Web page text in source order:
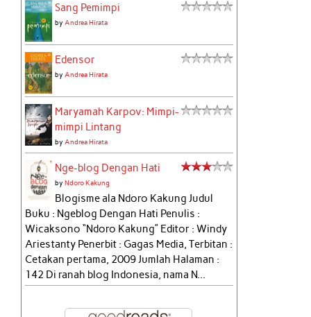
Sang Pemimpi
byAndrea Hirata
Edensor
byAndrea Hirata
Maryamah Karpov: Mimpi-
mimpi Lintang
byAndrea Hirata
Nge-blog Dengan Hati
byNdoro Kakung
Blogisme ala Ndoro Kakung Judul
Buku : Ngeblog Dengan Hati Penulis :
Wicaksono “Ndoro Kakung” Editor : Windy
Ariestanty Penerbit : Gagas Media, Terbitan :
Cetakan pertama, 2009 Jumlah Halaman :
142 Di ranah blog Indonesia, nama N...